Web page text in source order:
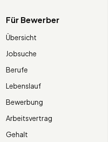
Für Bewerber
Übersicht
Jobsuche
Berufe
Lebenslauf
Bewerbung
Arbeitsvertrag
Gehalt